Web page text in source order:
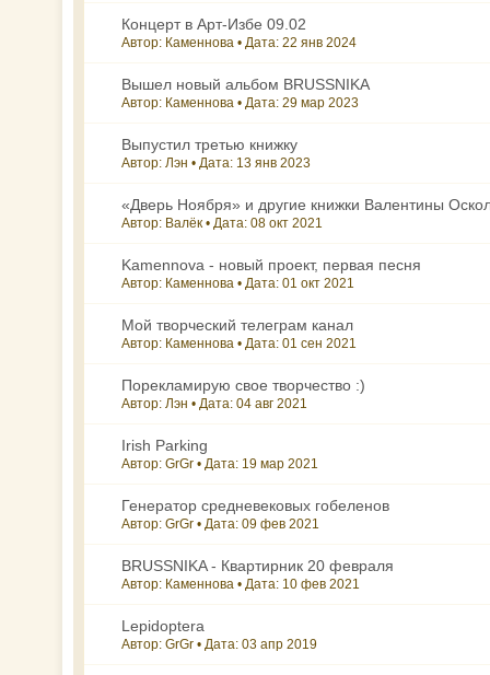
Концерт в Арт-Избе 09.02
Автор: Каменнова • Дата:22 янв 2024
Вышел новый альбом BRUSSNIKA
Автор: Каменнова • Дата:29 мар 2023
Выпустил третью книжку
Автор: Лэн • Дата: 13 янв 2023
«Дверь Ноября» и другие книжки Валентины
Автор: Валёк • Дата:08 окт 2021
Kamennova - новый проект, первая песня
Автор: Каменнова • Дата:01 окт 2021
Мой творческий телеграм канал
Автор: Каменнова • Дата:01 сен 2021
Порекламирую свое творчество :)
Автор: Лэн • Дата:04 авг 2021
Irish Parking
Автор: GrGr • Дата: 19 мар 2021
Генератор средневековых гобеленов
Автор: GrGr • Дата:09 фев 2021
BRUSSNIKA - Квартирник 20 февраля
Автор: Каменнова • Дата: 10 фев 2021
Lepidoptera
Автор: GrGr • Дата:03 апр 2019